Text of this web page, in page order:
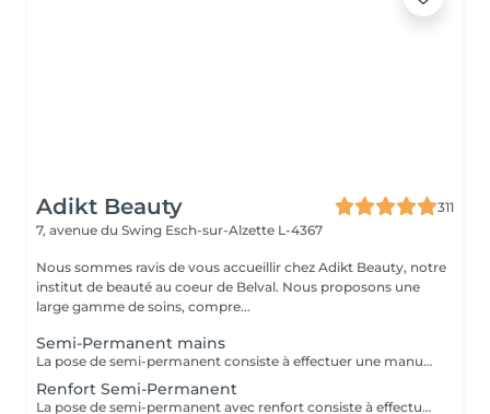
Adikt Beauty
311
7, avenue du Swing Esch-sur-Alzette L-4367
Nous sommes ravis de vous accueillir chez Adikt Beauty, notre
institut de beauté au coeur de Belval. Nous proposons une
large gamme de soins, compre...
Semi-Permanent mains
La pose de semi-permanent consiste à effectuer une manucure simple et poser un vernis semi-permanent sur les ongles naturels pour une tenue de 3 à 4 semaines. La dépose de semi-permanent consiste à retirer le semi-permanent présent sur les ongles. MERCI DE SÉLECTIONNER LES DÉCORATIONS EN SUPPLÉMENT (french, babyboomer, strass,) QUE VOUS SOUHAITEZ FAIRE À CHAQUE RENDEZ-VOUS.
Renfort Semi-Permanent
La pose de semi-permanent avec renfort consiste à effectuer une manucure simple et poser un vernis semi-permanent sur une base renforçante pour une tenue plus longue, sans casse, pour une tenue de 3 à 4 semaines. MERCI DE SÉLECTIONNER LES DÉCORATIONS EN SUPPLÉMENT (french, babyboomer, strass,) QUE VOUS SOUHAITEZ FAIRE À CHAQUE RENDEZ-VOUS.